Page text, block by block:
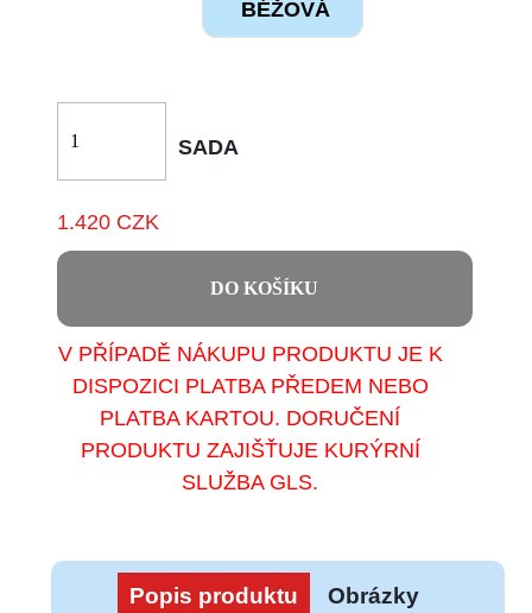
BÉŽOVÁ
SADA
1.420 CZK
DO KOŠÍKU
V PŘÍPADĚ NÁKUPU PRODUKTU JE K
DISPOZICI PLATBA PŘEDEM NEBO
PLATBA KARTOU. DORUČENÍ
PRODUKTU ZAJIŠŤUJE KURÝRNÍ
SLUŽBA GLS.
Popis produktu
Obrázky